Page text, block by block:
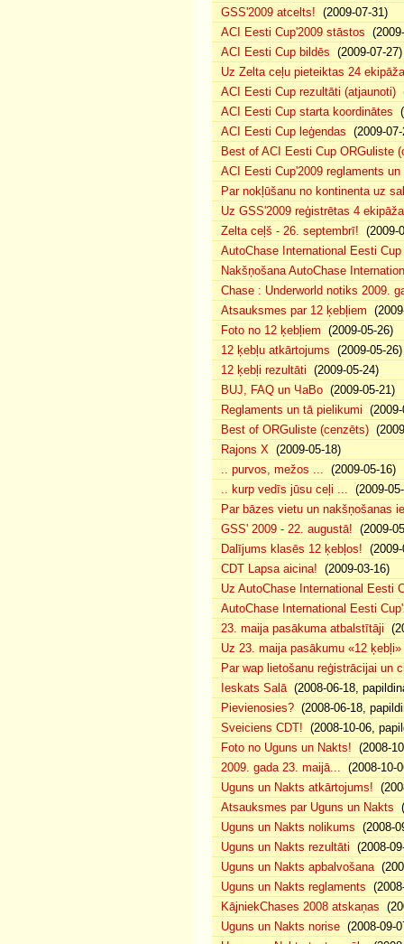
GSS'2009 atcelts! (2009-07-31)
ACI Eesti Cup'2009 stāstos
ACI Eesti Cup bildēs (2009-07-27)
Uz Zelta ceļu pieteiktas 24
ACI Eesti Cup rezultāti (atjaunoti)
ACI Eesti Cup starta koordinātes
ACI Eesti Cup leģendas (2009-
Best of ACI Eesti Cup ORGuliste
ACI Eesti Cup'2009 reglaments
Par nokļūšanu no kontinenta uz
Uz GSS'2009 reģistrētas 4
Zelta ceļš - 26. septembrī! (2009-
AutoChase International Eesti
Nakšņošana AutoChase
Chase : Underworld notiks 2009.
Atsauksmes par 12 ķebļiem
Foto no 12 ķebļiem (2009-05-26)
12 ķebļu atkārtojums (2009-05-26)
12 ķebļi rezultāti (2009-05-24)
BUJ, FAQ un ЧаВо (2009-05-21)
Reglaments un tā pielikumi
Best of ORGuliste (cenzēts)
Rajons X (2009-05-18)
.. purvos, mežos ... (2009-05-16)
.. kurp vedīs jūsu ceļi ... (2009-
Par bāzes vietu un nakšņošanas
GSS' 2009 - 22. augustā! (2009-
Dalījums klasēs 12 ķebļos!
CDT Lapsa aicina! (2009-03-16)
Uz AutoChase International Eesti
AutoChase International Eesti
23. maija pasākuma atbalstītāji
Uz 23. maija pasākumu «12
Par wap lietošanu reģistrācijai un
Ieskats Salā(2008-06-18,
Pievienosies? (2008-06-18,
Sveiciens CDT! (2008-10-06,
Foto no Uguns un Nakts! (2008-
2009. gada 23. maijā... (2008-10-
Uguns un Nakts atkārtojums!
Atsauksmes par Uguns un Nakts
Uguns un Nakts nolikums (2008-
Uguns un Nakts rezultāti (2008-
Uguns un Nakts apbalvošana
Uguns un Nakts reglaments
KājniekChases 2008 atskaņas
Uguns un Nakts norise (2008-09-